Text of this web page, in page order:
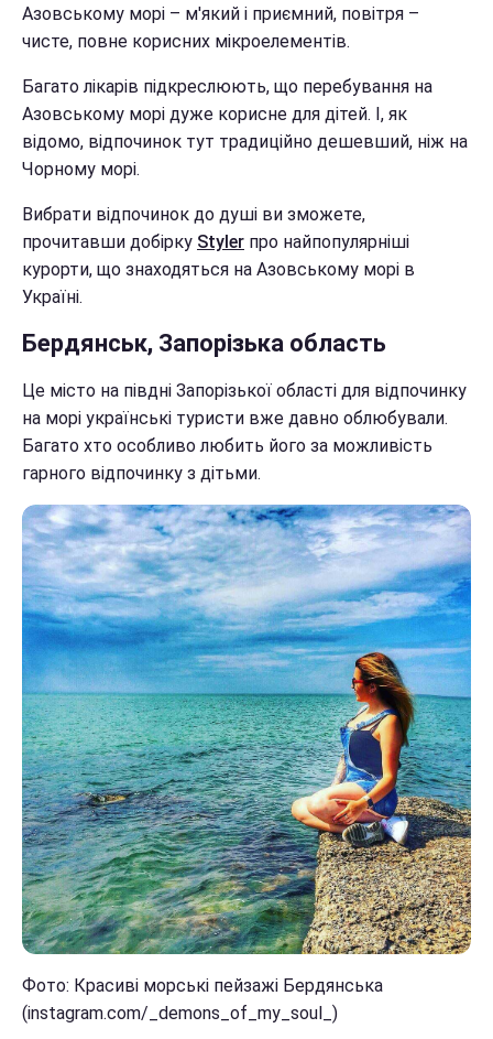
Азовському морі – м'який і приємний, повітря –
чисте, повне корисних мікроелементів.
Багато лікарів підкреслюють, що перебування на
Азовському морі дуже корисне для дітей. І, як
відомо, відпочинок тут традиційно дешевший, ніж на
Чорному морі.
Вибрати відпочинок до душі ви зможете,
прочитавши добірку Styler про найпопулярніші
курорти, що знаходяться на Азовському морі в
Україні.
Бердянськ, Запорізька область
Це місто на півдні Запорізької області для відпочинку
на морі українські туристи вже давно облюбували.
Багато хто особливо любить його за можливість
гарного відпочинку з дітьми.
Фото: Красиві морські пейзажі Бердянська
(instagram.com/_demons_of_my_soul_)